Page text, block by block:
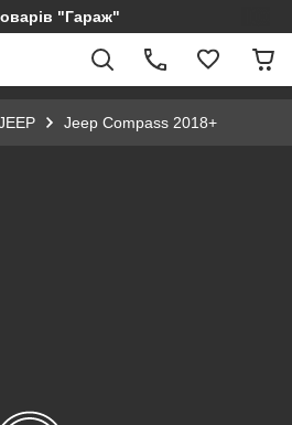
"Гараж"
Jeep Compass 2018+